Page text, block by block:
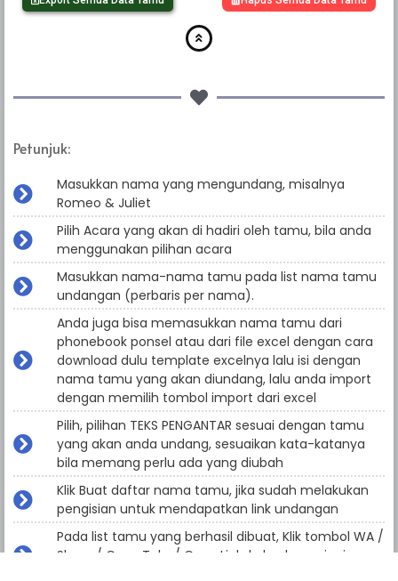
Petunjuk:
Masukkan nama yang mengundang, misalnya
Romeo & Juliet
Pilih Acara yang akan di hadiri oleh tamu, bila anda
menggunakan pilihan acara
Masukkan nama-nama tamu pada list nama tamu
undangan (perbaris per nama).
Anda juga bisa memasukkan nama tamu dari
phonebook ponsel atau dari file excel dengan cara
download dulu template excelnya lalu isi dengan
nama tamu yang akan diundang, lalu anda import
dengan memilih tombol import dari excel
Pilih, pilihan TEKS PENGANTAR sesuai dengan tamu
yang akan anda undang, sesuaikan kata-katanya
bila memang perlu ada yang diubah
Klik Buat daftar nama tamu, jika sudah melakukan
pengisian untuk mendapatkan link undangan
Pada list tamu yang berhasil dibuat, Klik tombol WA /
Share / Copy Teks / Copy Link, kalau kamu ingin